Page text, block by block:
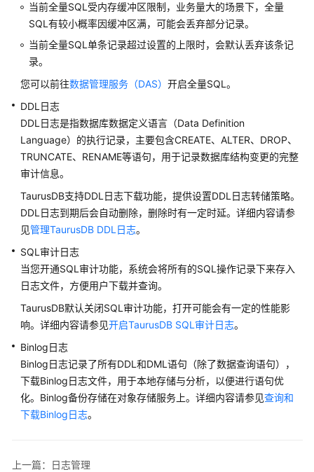
门
内
核
绍
用
户
指
南
选
型
建
议
通
IAM
授
使
用
TaurusDB
的
权
购
当前全量SQL受内存缓冲区限制，业务量大的场景下，全量
SQL有较小概率因缓冲区满，可能会丢弃部分记录。
当前全量SQL单条记录超过设置的上限时，会默认丢弃该条记
录。
您可以前往数据管理服务（DAS） 开启全量SQL。
DDL日志
DDL日志是指数据库数据定义语言（Data Definition
Language）的执行记录，主要包含CREATE、ALTER、DROP、
TRUNCATE、RENAME等语句，用于记录数据库结构变更的完整
审计信息。
TaurusDB支持DDL日志下载功能，提供设置DDL日志转储策略。
DDL日志到期后会自动删除，删除时有一定时延。详细内容请参
见管理TaurusDB DDL日志。
SQL审计日志
当您开通SQL审计功能，系统会将所有的SQL操作记录下来存入
日志文件，方便用户下载并查询。
TaurusDB默认关闭SQL审计功能，打开可能会有一定的性能影
响。详细内容请参见开启TaurusDB SQL审计日志。
Binlog日志
Binlog日志记录了所有DDL和DML语句（除了数据查询语句），
下载Binlog日志文件，用于本地存储与分析，以便进行语句优
化。Binlog备份存储在对象存储服务上。详细内容请参见查询和
下载Binlog日志。
上一篇：日志管理